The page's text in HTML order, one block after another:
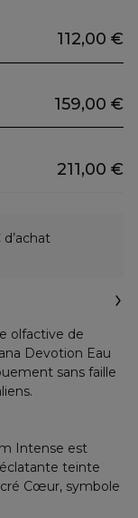
112,00 €
159,00 €
211,00 €
olfactive de
Devotion Eau
sans faille
Intense est
teinte
Cœur, symbole